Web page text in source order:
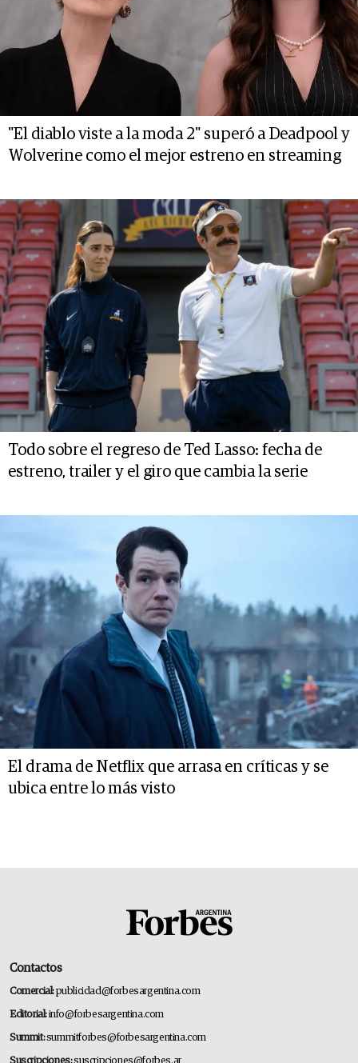
"El diablo viste a la moda 2" superó a Deadpool y
Wolverine como el mejor estreno en streaming
Todo sobre el regreso de Ted Lasso: fecha de
estreno, trailer y el giro que cambia la serie
El drama de Netflix que arrasa en críticas y se
ubica entre lo más visto
Contactos
Comercial:publicidad@forbesargentina.com
Editorial:info@forbesargentina.com
Summit:summitforbes@forbesargentina.com